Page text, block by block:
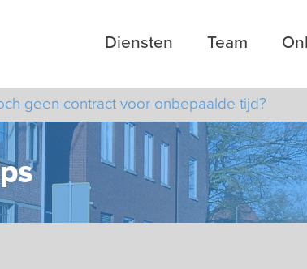
Diensten Team
geen contract voor onbepaalde tijd?